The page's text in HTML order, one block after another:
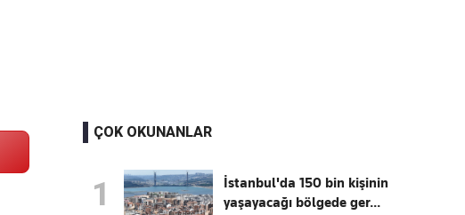
ÇOK OKUNANLAR
1
İstanbul'da 150 bin kişinin
yaşayacağı bölgede ger...